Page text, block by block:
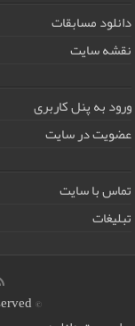
دانلود مسابقات
نقشه سایت
ورود به پنل کاربری
عضویت در سایت
تماس با سایت
تبلیغات
© Copyright 2026, All Rights Reserved